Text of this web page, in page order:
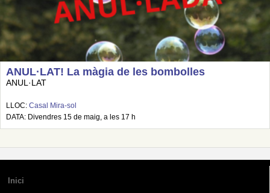
ANUL·LAT! La màgia de les bombolles
ANUL·LAT
LLOC: Casal Mira-sol
DATA: Divendres 15 de maig, a les 17 h
Inici